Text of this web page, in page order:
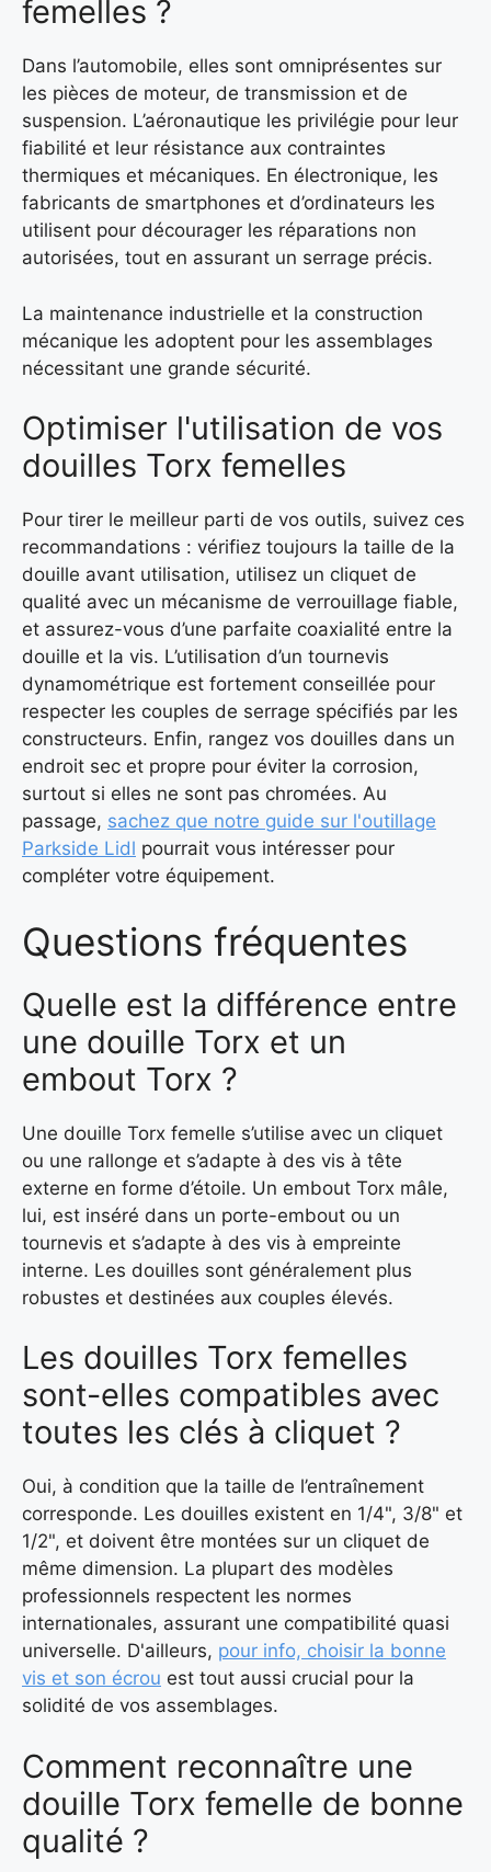
femelles ?
Dans l’automobile, elles sont omniprésentes sur
les pièces de moteur, de transmission et de
suspension. L’aéronautique les privilégie pour leur
fiabilité et leur résistance aux contraintes
thermiques et mécaniques. En électronique, les
fabricants de smartphones et d’ordinateurs les
utilisent pour décourager les réparations non
autorisées, tout en assurant un serrage précis.
La maintenance industrielle et la construction
mécanique les adoptent pour les assemblages
nécessitant une grande sécurité.
Optimiser l'utilisation de vos
douilles Torx femelles
Pour tirer le meilleur parti de vos outils, suivez ces
recommandations : vérifiez toujours la taille de la
douille avant utilisation, utilisez un cliquet de
qualité avec un mécanisme de verrouillage fiable,
et assurez-vous d’une parfaite coaxialité entre la
douille et la vis. L’utilisation d’un tournevis
dynamométrique est fortement conseillée pour
respecter les couples de serrage spécifiés par les
constructeurs. Enfin, rangez vos douilles dans un
endroit sec et propre pour éviter la corrosion,
surtout si elles ne sont pas chromées. Au
passage, sachez que notre guide sur l'outillage
Parkside Lidl pourrait vous intéresser pour
compléter votre équipement.
Questions fréquentes
Quelle est la différence entre
une douille Torx et un
embout Torx ?
Une douille Torx femelle s’utilise avec un cliquet
ou une rallonge et s’adapte à des vis à tête
externe en forme d’étoile. Un embout Torx mâle,
lui, est inséré dans un porte-embout ou un
tournevis et s’adapte à des vis à empreinte
interne. Les douilles sont généralement plus
robustes et destinées aux couples élevés.
Les douilles Torx femelles
sont-elles compatibles avec
toutes les clés à cliquet ?
Oui, à condition que la taille de l’entraînement
corresponde. Les douilles existent en 1/4", 3/8" et
1/2", et doivent être montées sur un cliquet de
même dimension. La plupart des modèles
professionnels respectent les normes
internationales, assurant une compatibilité quasi
universelle. D'ailleurs, pour info, choisir la bonne
vis et son écrou est tout aussi crucial pour la
solidité de vos assemblages.
Comment reconnaître une
douille Torx femelle de bonne
qualité ?